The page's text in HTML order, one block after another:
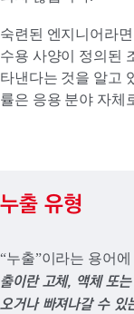
숙련된 엔지니어라
수용 사양이 정의된
타낸다는 것을 알고
률은 응용 분야 자체
누출 유형
“누출”이라는 용어
출이란 고체, 액체 또
오거나 빠져나갈 수 있